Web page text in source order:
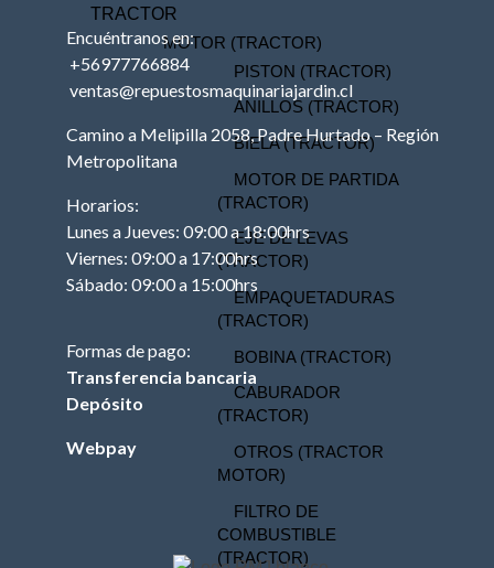
TRACTOR
MOTOR (TRACTOR)
PISTON (TRACTOR)
ANILLOS (TRACTOR)
BIELA (TRACTOR)
MOTOR DE PARTIDA
(TRACTOR)
EJE DE LEVAS
(TRACTOR)
EMPAQUETADURAS
(TRACTOR)
BOBINA (TRACTOR)
CABURADOR
(TRACTOR)
OTROS (TRACTOR
MOTOR)
FILTRO DE
COMBUSTIBLE
(TRACTOR)
Encuéntranos en:
+56977766884
ventas@repuestosmaquinariajardin.cl
Camino a Melipilla 2058, Padre Hurtado – Región
Metropolitana
Horarios:
Lunes a Jueves: 09:00 a 18:00hrs
Viernes: 09:00 a 17:00hrs
Sábado: 09:00 a 15:00hrs
Formas de pago:
Transferencia bancaria
Depósito
Webpay